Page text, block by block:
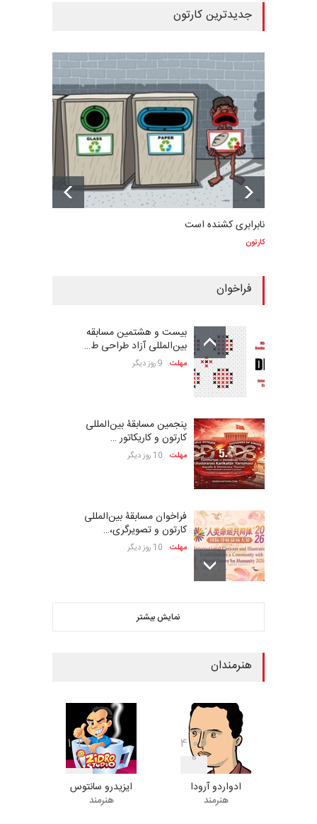
جدیدترین کارتون
نابرابری کشنده است
کارتون
فراخوان
بیست و هشتمین مسابقه
بین‌المللی آزاد طراحی ط…
مهلت 9 روز دیگر
پنجمین مسابقۀ بین‌المللی
کارتون و کاریکاتور …
مهلت 10 روز دیگر
فراخوان مسابقۀ بین‌المللی
کارتون و تصویرگری،…
مهلت 10 روز دیگر
ششمین جشنواره بین‌المللی
کاریکاتور CIK Damad…
بیست و هشتمین مسابقه
بین‌المللی کارتون لهستا…
ششمین جشنوارۀ بین‌المللی
کارتون «لبخند دریا»…
نمایش بیشتر
هنرمندان
4 01
0
ادواردو آرودا
هنرمند
122
6
ایزیدرو سانتوس
هنرمند